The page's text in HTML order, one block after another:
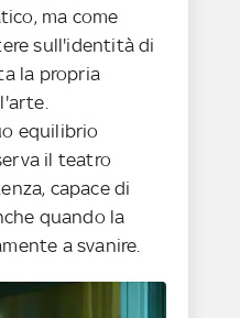
ma come
sull'identità di
la propria
equilibrio
il teatro
capace di
quando la
a svanire.